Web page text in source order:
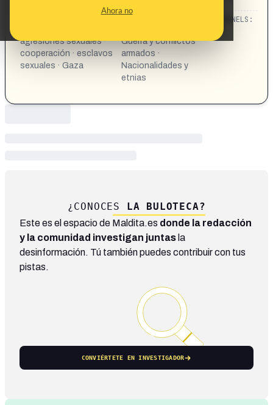
Ahora no
gazatíes a cambio de sexo"
agresiones sexuales ·
cooperación · esclavos
sexuales · Gaza
Guerra y conflictos
armados ·
Nacionalidades y
etnias
CHANNELS:
¿CONOCES LA BULOTECA?
Este es el espacio de Maldita.es donde la redacción
y la comunidad investigan juntas la
desinformación. Tú también puedes contribuir con tus
pistas.
CONVIÉRTETE EN INVESTIGADOR